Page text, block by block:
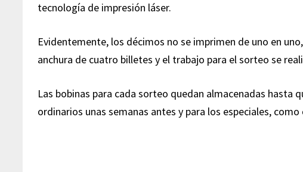
tecnología de impresión láser.
Evidentemente, los décimos no se imprimen de uno en
anchura de cuatro billetes y el trabajo para el sorteo se
Las bobinas para cada sorteo quedan almacenadas hasta
ordinarios unas semanas antes y para los especiales,